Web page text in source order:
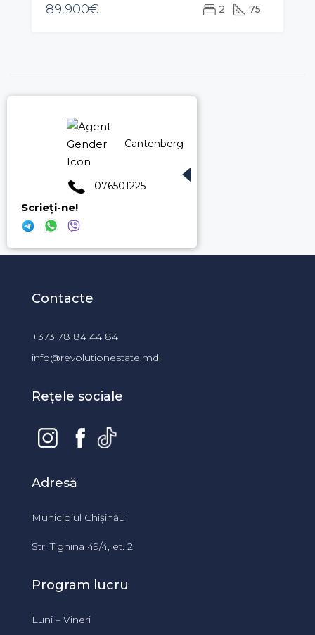
89,900€ 2 75
Cantenberg Roman 076501225
076501225
Scrieți-ne!
Contacte
+373 78 84 44 84
info@revolutionestate.md
Rețele sociale
Adresă
Municipiul Chișinău
Str. Tighina 49/4, et. 2
Program lucru
Luni – Vineri